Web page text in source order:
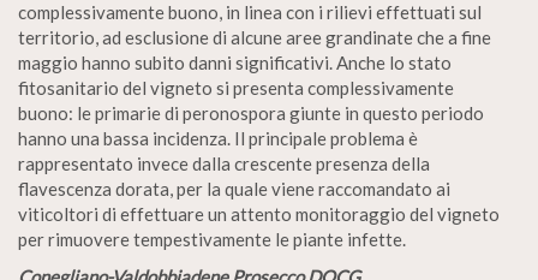
complessivamente buono, in linea con i rilievi effettuati sul
territorio, ad esclusione di alcune aree grandinate che a fine
maggio hanno subito danni significativi. Anche lo stato
fitosanitario del vigneto si presenta complessivamente
buono: le primarie di peronospora giunte in questo periodo
hanno una bassa incidenza. Il principale problema è
rappresentato invece dalla crescente presenza della
flavescenza dorata, per la quale viene raccomandato ai
viticoltori di effettuare un attento monitoraggio del vigneto
per rimuovere tempestivamente le piante infette.